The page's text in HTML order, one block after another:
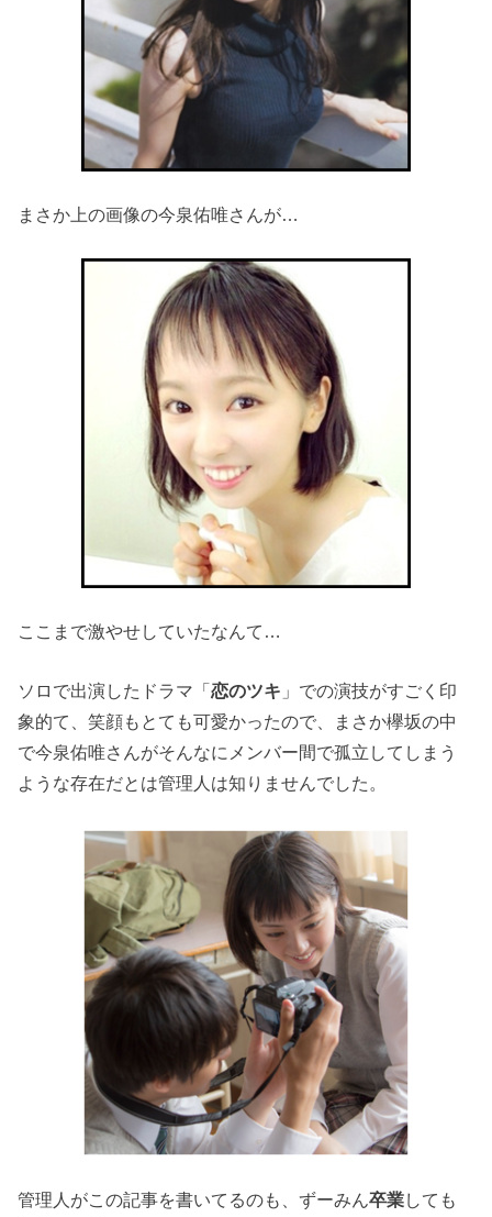
まさか上の画像の今泉佑唯さんが…
ここまで激やせしていたなんて…
ソロで出演したドラマ「恋のツキ 」での演技がすごく印
象的て、笑顔もとても可愛かったので、まさか欅坂の中
で今泉佑唯さんがそんなにメンバー間で孤立してしまう
ような存在だとは管理人は知りませんでした。
管理人がこの記事を書いてるのも、ずーみん卒業しても